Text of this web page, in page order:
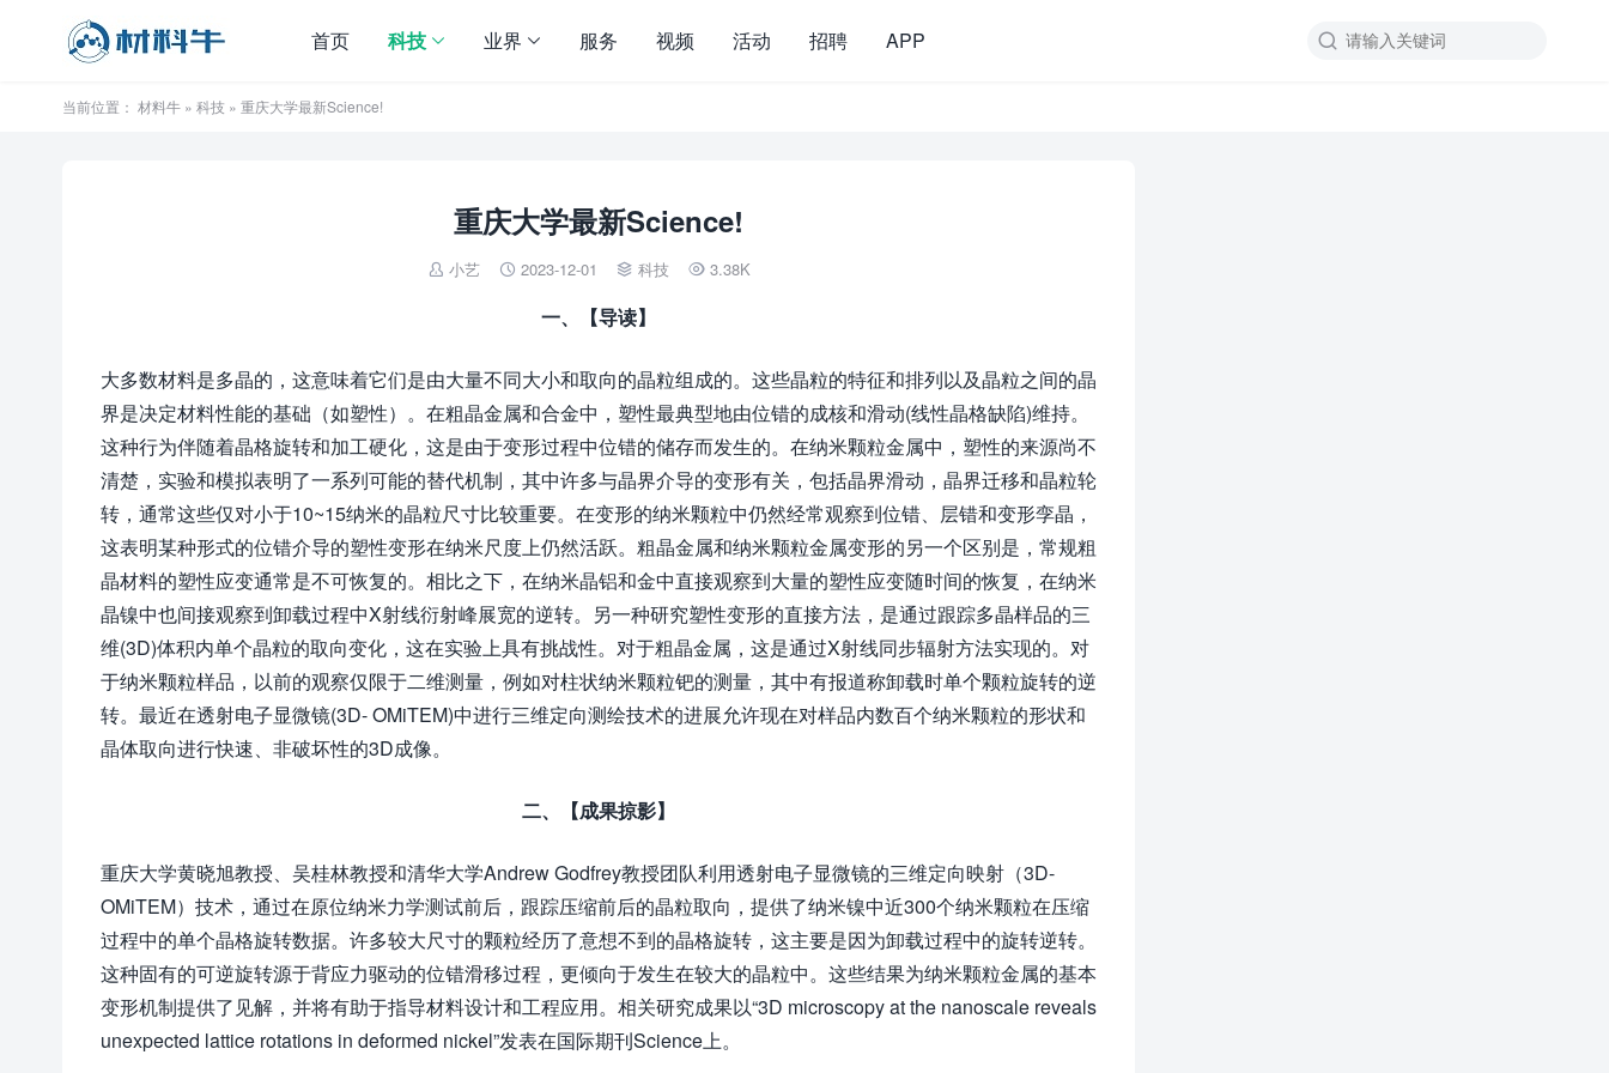

首页 科技 业界 服务 视频 活动 招聘 APP
当前位置： 材料牛 » 科技 » 重庆大学最新Science!
重庆大学最新Science!
 小艺  2023-12-01  科技  3.38K
一、【导读】
大多数材料是多晶的，这意味着它们是由大量不同大小和取向的晶粒组成的。这些晶粒的特征和排列以及晶粒之间的晶
界是决定材料性能的基础（如塑性）。在粗晶金属和合金中，塑性最典型地由位错的成核和滑动(线性晶格缺陷)维持。
这种行为伴随着晶格旋转和加工硬化，这是由于变形过程中位错的储存而发生的。在纳米颗粒金属中，塑性的来源尚不
清楚，实验和模拟表明了一系列可能的替代机制，其中许多与晶界介导的变形有关，包括晶界滑动，晶界迁移和晶粒轮
转，通常这些仅对小于10~15纳米的晶粒尺寸比较重要。在变形的纳米颗粒中仍然经常观察到位错、层错和变形孪晶，
这表明某种形式的位错介导的塑性变形在纳米尺度上仍然活跃。粗晶金属和纳米颗粒金属变形的另一个区别是，常规粗
晶材料的塑性应变通常是不可恢复的。相比之下，在纳米晶铝和金中直接观察到大量的塑性应变随时间的恢复，在纳米
晶镍中也间接观察到卸载过程中X射线衍射峰展宽的逆转。另一种研究塑性变形的直接方法，是通过跟踪多晶样品的三
维(3D)体积内单个晶粒的取向变化，这在实验上具有挑战性。对于粗晶金属，这是通过X射线同步辐射方法实现的。对
于纳米颗粒样品，以前的观察仅限于二维测量，例如对柱状纳米颗粒钯的测量，其中有报道称卸载时单个颗粒旋转的逆
转。最近在透射电子显微镜(3D- OMiTEM)中进行三维定向测绘技术的进展允许现在对样品内数百个纳米颗粒的形状和
晶体取向进行快速、非破坏性的3D成像。
二、【成果掠影】
重庆大学黄晓旭教授、吴桂林教授和清华大学Andrew Godfrey教授团队利用透射电子显微镜的三维定向映射（3D-
OMiTEM）技术，通过在原位纳米力学测试前后，跟踪压缩前后的晶粒取向，提供了纳米镍中近300个纳米颗粒在压缩
过程中的单个晶格旋转数据。许多较大尺寸的颗粒经历了意想不到的晶格旋转，这主要是因为卸载过程中的旋转逆转。
这种固有的可逆旋转源于背应力驱动的位错滑移过程，更倾向于发生在较大的晶粒中。这些结果为纳米颗粒金属的基本
变形机制提供了见解，并将有助于指导材料设计和工程应用。相关研究成果以“3D microscopy at the nanoscale reveals
unexpected lattice rotations in deformed nickel”发表在国际期刊Science上。